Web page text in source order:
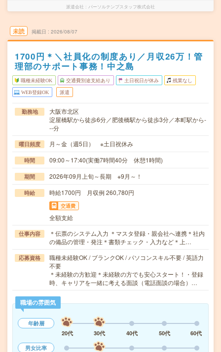
派遣会社 パーソルテンプスタッフ株式会社
未読 掲載日 2026/08/07
1700円＊＼社員化の制度あり／月収26万！管
理部のサポート事務！中之島
職種未経験OK 交通費別途支給あり 土日祝日が休み 残業なし
WEB登録OK 派遣
勤務地
大阪市北区
淀屋橋駅から徒歩6分／肥後橋駅から徒歩3分／本町駅から-
--分
曜日頻度 月～金（週5日） ※土日祝休み
時間 09:00～17:40(実働7時間40分 休憩1時間)
期間 2026年09月上旬～長期 ※9月～！
時給 時給1700円 月収例 260,780円
交通費
全額支給
仕事内容
＊伝票のシステム入力 ＊マスタ登録・親会社へ連携＊社内
の備品の管理・発注＊書類チェック・入力など＊上…
応募資格
職種未経験OK / ブランクOK / パソコンスキル不要 / 英語力
不要
＊未経験の方歓迎＊未経験の方でも安心スタート！・登録
時、キャリアを一緒に考える面談（電話面談の場合）…
職場の雰囲気
年齢層
20代
30代 40代 50代
60代
男女比率